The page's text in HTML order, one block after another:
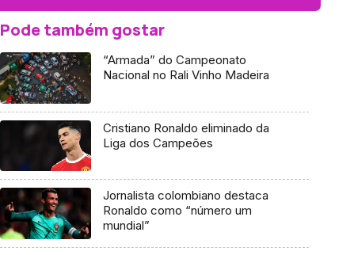
Pode também gostar
“Armada” do Campeonato
Nacional no Rali Vinho Madeira
Cristiano Ronaldo eliminado da
Liga dos Campeões
Jornalista colombiano destaca
Ronaldo como “número um
mundial”